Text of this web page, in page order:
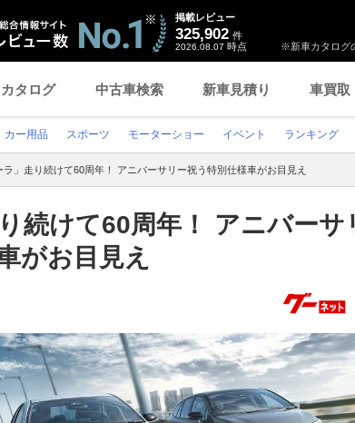
※新車カタログ
掲載レビュー
325,902 件
2026.08.07 時点
カタログ 中古車検索 新車見積り 車買取
カー用品 スポーツ モーターショー イベント ランキング
ラ」走り続けて60周年！ アニバーサリー祝う特別仕様車がお目見え
続けて60周年！ アニバーサ
がお目見え